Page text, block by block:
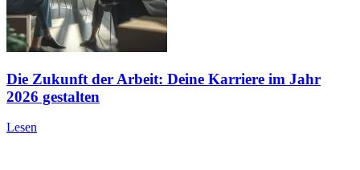
Die Zukunft der Arbeit: Deine Karriere im Jahr
2026 gestalten
Lesen